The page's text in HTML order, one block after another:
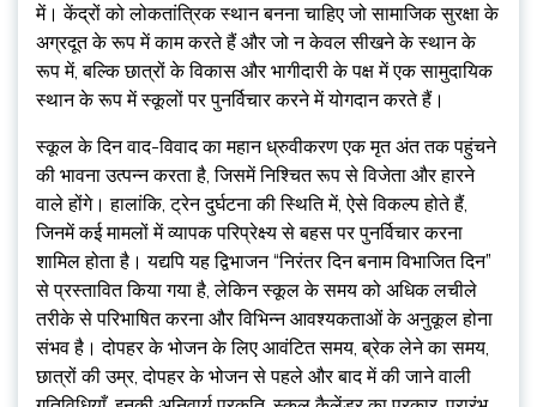
में। केंद्रों को लोकतांत्रिक स्थान बनना चाहिए जो सामाजिक सुरक्षा के
अग्रदूत के रूप में काम करते हैं और जो न केवल सीखने के स्थान के
रूप में, बल्कि छात्रों के विकास और भागीदारी के पक्ष में एक सामुदायिक
स्थान के रूप में स्कूलों पर पुनर्विचार करने में योगदान करते हैं।
स्कूल के दिन वाद-विवाद का महान ध्रुवीकरण एक मृत अंत तक पहुंचने
की भावना उत्पन्न करता है, जिसमें निश्चित रूप से विजेता और हारने
वाले होंगे। हालांकि, ट्रेन दुर्घटना की स्थिति में, ऐसे विकल्प होते हैं,
जिनमें कई मामलों में व्यापक परिप्रेक्ष्य से बहस पर पुनर्विचार करना
शामिल होता है। यद्यपि यह द्विभाजन “निरंतर दिन बनाम विभाजित दिन”
से प्रस्तावित किया गया है, लेकिन स्कूल के समय को अधिक लचीले
तरीके से परिभाषित करना और विभिन्न आवश्यकताओं के अनुकूल होना
संभव है। दोपहर के भोजन के लिए आवंटित समय, ब्रेक लेने का समय,
छात्रों की उम्र, दोपहर के भोजन से पहले और बाद में की जाने वाली